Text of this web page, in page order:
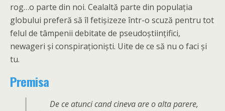
rog…o parte din noi. Cealaltă parte din populația
globului preferă să îl fetișizeze într-o scuză pentru tot
felul de tâmpenii debitate de pseudoștiințifici,
newageri și conspiraționiști. Uite de ce să nu o faci și
tu.
Premisa
De ce atunci cand cineva are o alta parere,